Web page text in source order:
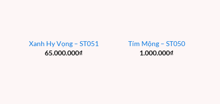
Xanh Hy Vọng – ST051
65.000.000₫
Tím Mộng – ST050
1.000.000₫